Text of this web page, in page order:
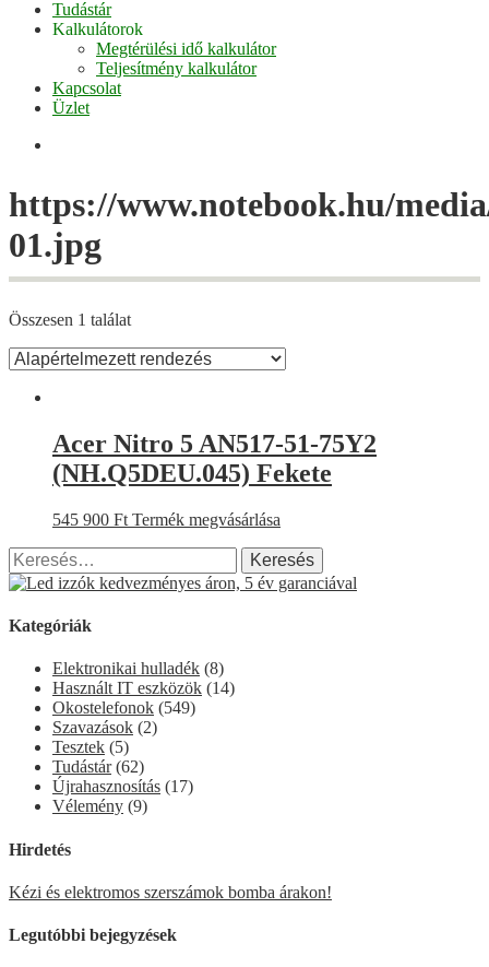
Tudástár
Kalkulátorok
Megtérülési idő kalkulátor
Teljesítmény kalkulátor
Kapcsolat
Üzlet
https://www.notebook.hu/
01.jpg
Összesen 1 találat
Acer Nitro 5 AN517-51-75Y2
(NH.Q5DEU.045) Fekete
545 900 Ft Termék megvásárlása
Keresés:
Kategóriák
Elektronikai hulladék (8)
Használt IT eszközök (14)
Okostelefonok (549)
Szavazások (2)
Tesztek (5)
Tudástár(62)
Újrahasznosítás (17)
Vélemény (9)
Hirdetés
Kézi és elektromos szerszámok bomba árakon!
Legutóbbi bejegyzések